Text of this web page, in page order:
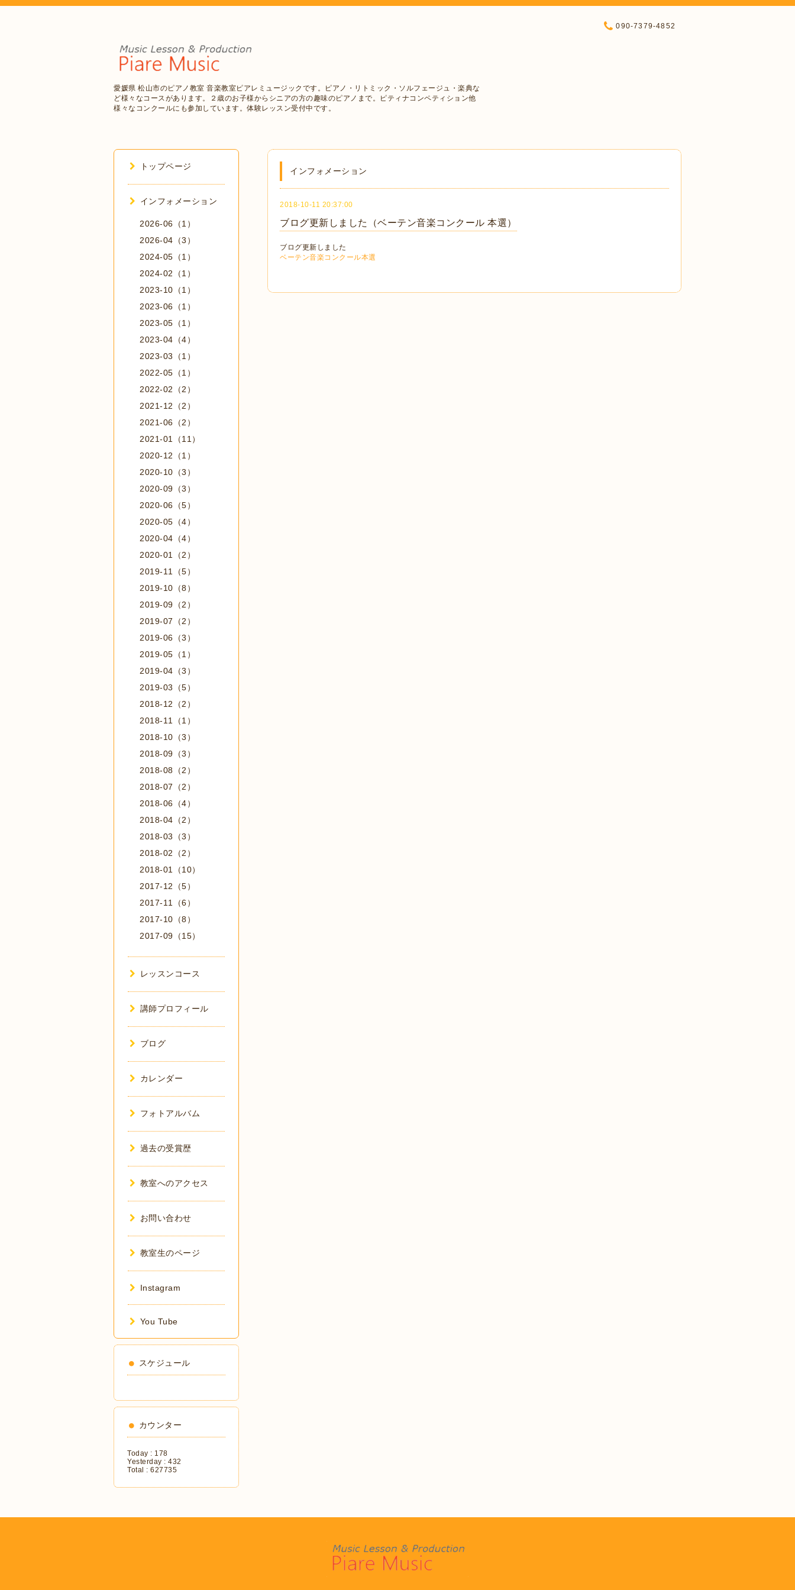
愛媛県 松山市のピアノ教室 音楽教室ピアレミュージックです。ピアノ・リトミック・ソルフェージュ・楽典な
ど様々なコースがあります。２歳のお子様からシニアの方の趣味のピアノまで。ピティナコンペティション他
様々なコンクールにも参加しています。体験レッスン受付中です。
090-7379-4852
インフォメーション
2018-10-11 20:37:00
ブログ更新しました（ベーテン音楽コンクール 本選）
ブログ更新しました
ベーテン音楽コンクール本選
トップページ
インフォメーション
2026-06（1）
2026-04（3）
2024-05（1）
2024-02（1）
2023-10（1）
2023-06（1）
2023-05（1）
2023-04（4）
2023-03（1）
2022-05（1）
2022-02（2）
2021-12（2）
2021-06（2）
2021-01（11）
2020-12（1）
2020-10（3）
2020-09（3）
2020-06（5）
2020-05（4）
2020-04（4）
2020-01（2）
2019-11（5）
2019-10（8）
2019-09（2）
2019-07（2）
2019-06（3）
2019-05（1）
2019-04（3）
2019-03（5）
2018-12（2）
2018-11（1）
2018-10（3）
2018-09（3）
2018-08（2）
2018-07（2）
2018-06（4）
2018-04（2）
2018-03（3）
2018-02（2）
2018-01（10）
2017-12（5）
2017-11（6）
2017-10（8）
2017-09（15）
レッスンコース
講師プロフィール
ブログ
カレンダー
フォトアルバム
過去の受賞歴
教室へのアクセス
お問い合わせ
教室生のページ
Instagram
You Tube
スケジュール
カウンター
Today : 178
Yesterday : 432
Total : 627735